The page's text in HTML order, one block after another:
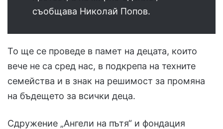
съобщава Николай Попов.
То ще се проведе в памет на децата, които
вече не са сред нас, в подкрепа на техните
семейства и в знак на решимост за промяна
на бъдещето за всички деца.
Сдружение „Ангели на пътя“ и фондация